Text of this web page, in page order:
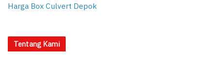
Harga Box Culvert Depok
Tentang Kami